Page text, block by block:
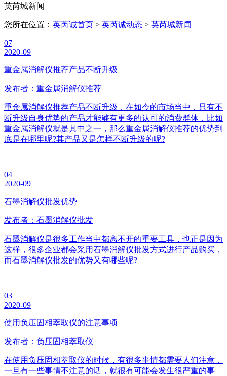
英芮城新闻
您所在位置： 英芮诚首页 > 英芮诚动态 > 英芮城新闻
07
2020-09
重金属消解仪推荐产品不断升级
发布者：重金属消解仪推荐
重金属消解仪推荐产品不断升级，在如今的市场当中，只有不
断升级自身优势的产品才能够有更多的认可的消费群体，比如
重金属消解仪就是其中之一，那么重金属消解仪推荐的优势到
底是在哪里呢?其产品又是怎样不断升级的呢?
04
2020-09
石墨消解仪批发优势
发布者：石墨消解仪批发
石墨消解仪是很多工作当中都离不开的重要工具，也正是因为
这样，很多企业都会采用石墨消解仪批发方式进行产品购买，
而石墨消解仪批发的优势又有哪些呢?
03
2020-09
使用负压固相萃取仪的注意事项
发布者：负压固相萃取仪
在使用负压固相萃取仪的时候，有很多事情都需要人们注意，
一旦有一些事情不注意的话，就很有可能会发生很严重的事